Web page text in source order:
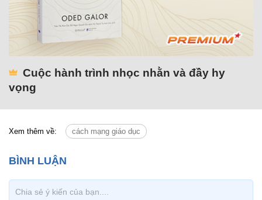
Cuộc hành trình nhọc nhằn và đầy hy
vọng
Xem thêm về: cách mạng giáo dục